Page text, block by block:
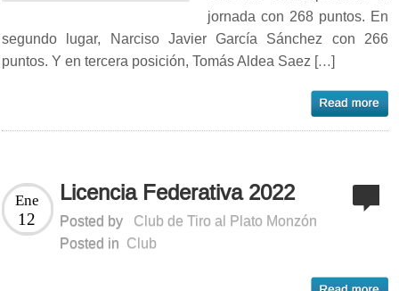
jornada con 268 puntos. En
segundo lugar, Narciso Javier García Sánchez con 266
puntos. Y en tercera posición, Tomás Aldea Saez […]
Licencia Federativa 2022
Ene
12 Posted by
Club de Tiro al Plato Monzón
Posted in Club